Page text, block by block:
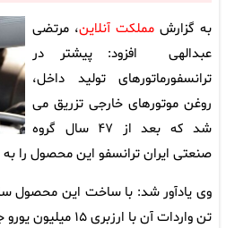
به گزارش مملکت آنلاین، مرتضی
عبدالهی افزود:‌ پیشتر در
ترانسفورماتورهای تولید داخل،
روغن موتورهای خارجی تزریق می
شد که بعد از ۴۷ سال گروه
صنعتی ایران ترانسفو این محصول را به
تن واردات آن با ارزبری ۱۵ میلیون یورو جلوگیری می شود.